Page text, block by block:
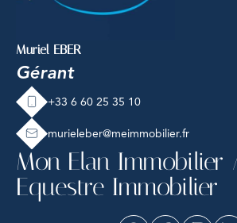
Muriel EBER
Gérant
+33 6 60 25 35 10
murieleber@meimmobilier.fr
Mon Elan Immobilier
Equestre Immobilier